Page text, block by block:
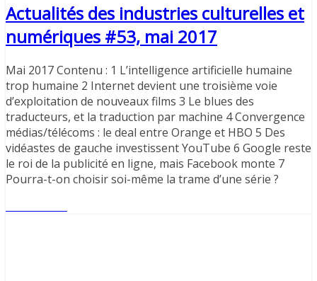
Actualités des industries culturelles et
numériques #53, mai 2017
Mai 2017 Contenu : 1 L’intelligence artificielle humaine
trop humaine 2 Internet devient une troisième voie
d’exploitation de nouveaux films 3 Le blues des
traducteurs, et la traduction par machine 4 Convergence
médias/télécoms : le deal entre Orange et HBO 5 Des
vidéastes de gauche investissent YouTube 6 Google reste
le roi de la publicité en ligne, mais Facebook monte 7
Pourra-t-on choisir soi-même la trame d’une série ?